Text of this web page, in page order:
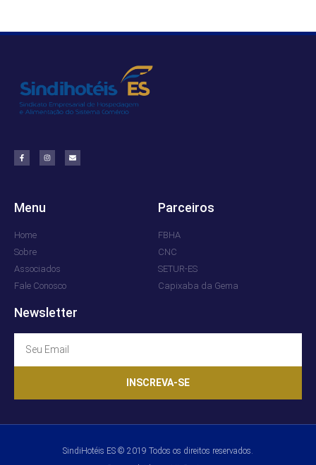
Menu
Home
Sobre
Associados
Fale Conosco
Parceiros
FBHA
CNC
SETUR-ES
Capixaba da Gema
Newsletter
INSCREVA-SE
SindiHotéis ES © 2019 Todos os direitos reservados.